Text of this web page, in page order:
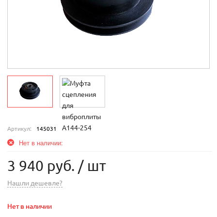
Артикул: 145031
Нет в наличии:
3 940 руб. / шт
Нашли дешевле?
Нет в наличии